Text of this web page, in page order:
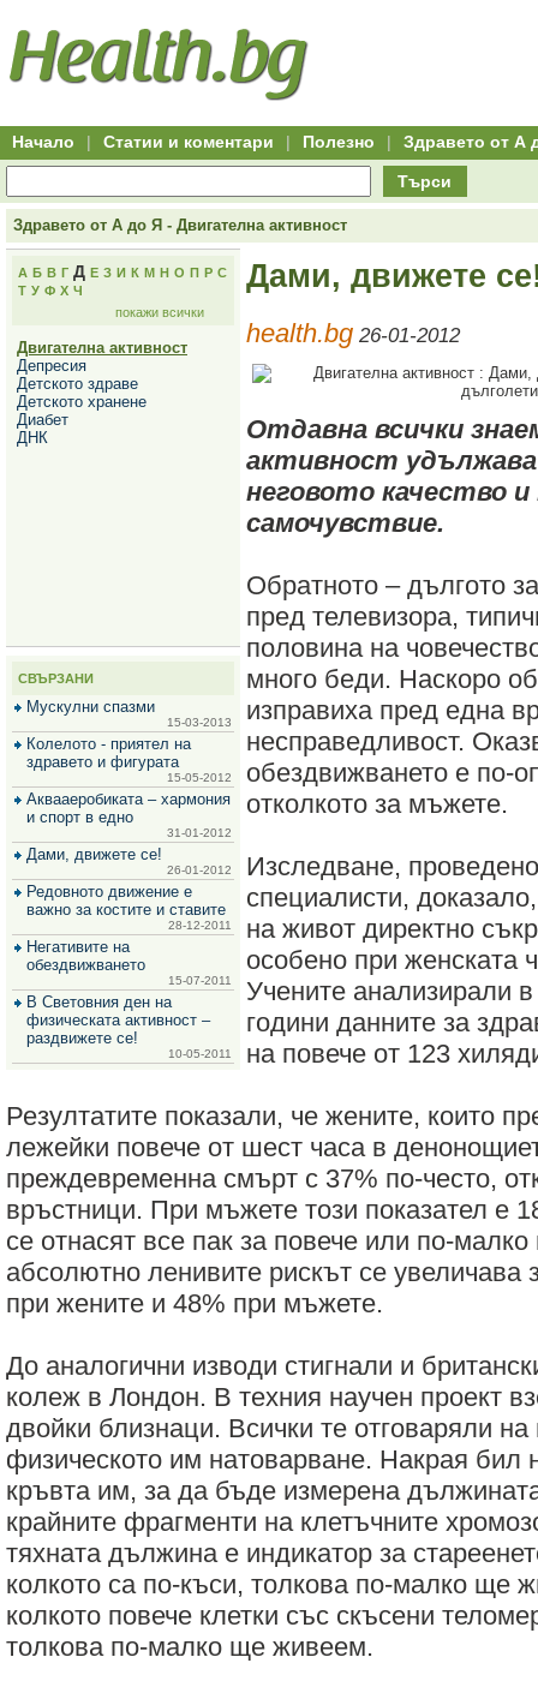
Всички
офети
за
Hitro.bg
Всички
оферти
Hitro.bg
оферти
Hitro.bg
във
всички
оферти
Всички
оферти
пазаруване
изгодни
оферти
50+
начало
Клуб
Начало | Статии и коментари | Полезно | Здравето от А
Търси
Здравето от А до Я - Двигателна активност
А Б В Г Д Е З И К М Н О П Р С
Т У Ф Х Ч
покажи всички
Двигателна активност
Депресия
Детското здраве
Детското хранене
Диабет
ДНК
СВЪРЗАНИ
Мускулни спазми
15-03-2013
Колелото - приятел на
здравето и фигурата
15-05-2012
Аквааеробиката – хармония
и спорт в едно
31-01-2012
Дами, движете се!
26-01-2012
Редовното движение е
важно за костите и ставите
28-12-2011
Негативите на
обездвижването
15-07-2011
В Световния ден на
физическата активност –
раздвижете се!
10-05-2011
Дами, движете
health.bg 26-01-2012
Отдавна всички
активност
неговото качество
самочувствие.
Обратното – дългото
пред телевизора,
половина на
много беди. Наскоро
изправиха пред една
несправедливост.
обездвижването е по-
отколкото за мъжете.
Изследване,
специалисти,
на живот директно
особено при женската
Учените анализирали
години данните за
на повече от 123
Резултатите показали, че жените, които
лежейки повече от шест часа в
преждевременна смърт с 37% по-често,
връстници. При мъжете този показател е
се отнасят все пак за повече или по-
абсолютно ленивите рискът се увеличава
при жените и 48% при мъжете.
До аналогични изводи стигнали и
колеж в Лондон. В техния научен проект
двойки близнаци. Всички те отговаряли
физическото им натоварване. Накрая бил
кръвта им, за да бъде измерена
крайните фрагменти на клетъчните
тяхната дължина е индикатор за
колкото са по-къси, толкова по-малко ще
колкото повече клетки със скъсени
толкова по-малко ще живеем.